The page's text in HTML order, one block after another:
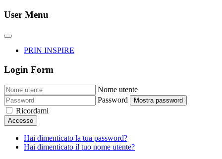
User Menu
PRIN INSPIRE
Login Form
Nome utente
Password
Mostra password
Ricordami
Accesso
Hai dimenticato la tua password?
Hai dimenticato il tuo nome utente?